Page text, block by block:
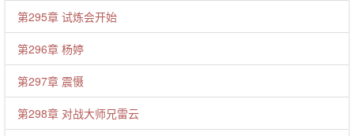
第295章 试炼会开始
第296章 杨婷
第297章 震慑
第298章 对战大师兄雷云